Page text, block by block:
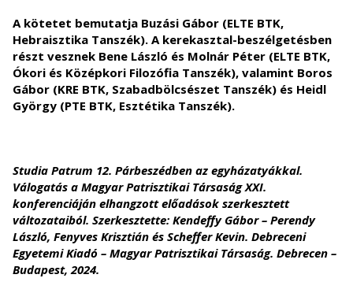
A kötetet bemutatja Buzási Gábor (ELTE BTK,
Hebraisztika Tanszék). A kerekasztal-beszélgetésben
részt vesznek Bene László és Molnár Péter (ELTE BTK,
Ókori és Középkori Filozófia Tanszék), valamint Boros
Gábor (KRE BTK, Szabadbölcsészet Tanszék) és Heidl
György (PTE BTK, Esztétika Tanszék).
Studia Patrum 12. Párbeszédben az egyházatyákkal.
Válogatás a Magyar Patrisztikai Társaság XXI.
konferenciáján elhangzott előadások szerkesztett
változataiból. Szerkesztette: Kendeffy Gábor – Perendy
László, Fenyves Krisztián és Scheffer Kevin. Debreceni
Egyetemi Kiadó – Magyar Patrisztikai Társaság. Debrecen –
Budapest, 2024.